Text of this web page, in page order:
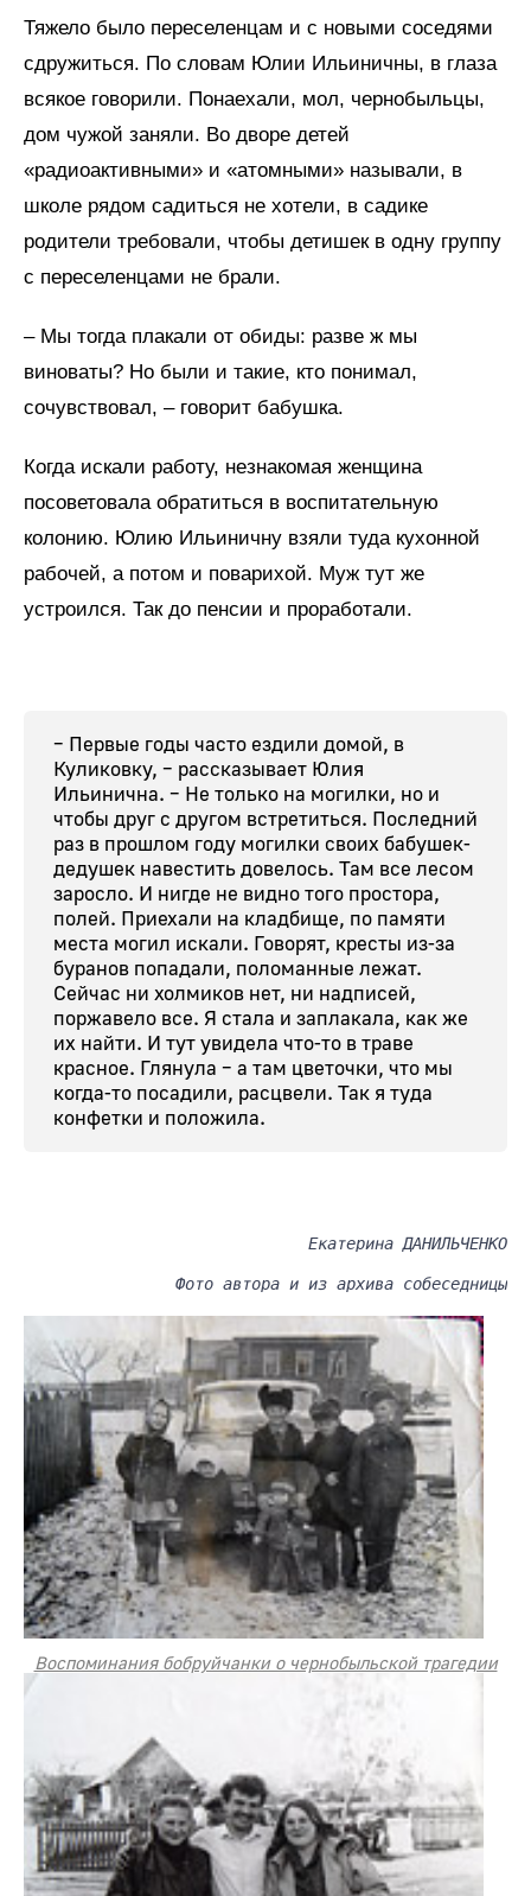
Тяжело было переселенцам и с новыми соседями
сдружиться. По словам Юлии Ильиничны, в глаза
всякое говорили. Понаехали, мол, чернобыльцы,
дом чужой заняли. Во дворе детей
«радиоактивными» и «атомными» называли, в
школе рядом садиться не хотели, в садике
родители требовали, чтобы детишек в одну группу
с переселенцами не брали.
– Мы тогда плакали от обиды: разве ж мы
виноваты? Но были и такие, кто понимал,
сочувствовал, – говорит бабушка.
Когда искали работу, незнакомая женщина
посоветовала обратиться в воспитательную
колонию. Юлию Ильиничну взяли туда кухонной
рабочей, а потом и поварихой. Муж тут же
устроился. Так до пенсии и проработали.
– Первые годы часто ездили домой, в
Куликовку, – рассказывает Юлия
Ильинична. – Не только на могилки, но и
чтобы друг с другом встретиться. Последний
раз в прошлом году могилки своих бабушек-
дедушек навестить довелось. Там все лесом
заросло. И нигде не видно того простора,
полей. Приехали на кладбище, по памяти
места могил искали. Говорят, кресты из-за
буранов попадали, поломанные лежат.
Сейчас ни холмиков нет, ни надписей,
поржавело все. Я стала и заплакала, как же
их найти. И тут увидела что-то в траве
красное. Глянула – а там цветочки, что мы
когда-то посадили, расцвели. Так я туда
конфетки и положила.
Екатерина ДАНИЛЬЧЕНКО
Фото автора и из архива собеседницы
Воспоминания бобруйчанки о чернобыльской трагедии